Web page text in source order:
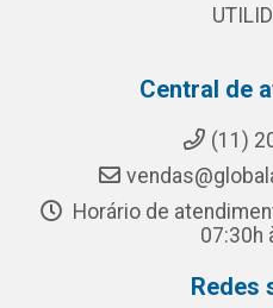
Central de
(11)
Horário de
07:30h
Redes